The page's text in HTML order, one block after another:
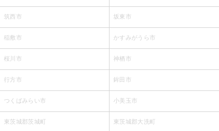
筑西市 坂東市
稲敷市 かすみがうら市
桜川市 神栖市
行方市 鉾田市
つくばみらい市 小美玉市
東茨城郡茨城町 東茨城郡大洗町